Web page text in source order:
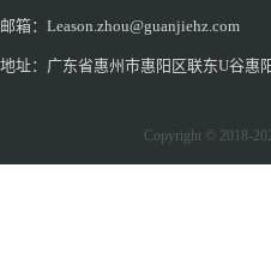
邮箱：Leason.zhou@guanjiehz.com
地址：广东省惠州市惠阳区联东U谷惠
Copyright © 2018-